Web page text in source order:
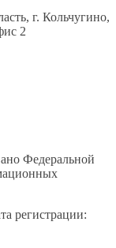
г. Кольчугино,
2
Федеральной
регистрации: